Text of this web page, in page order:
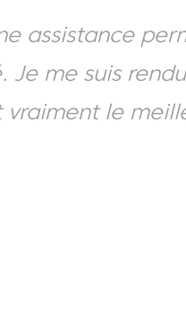
assistance
Je me suis
le